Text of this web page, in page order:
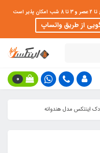
از طریق واتساپ
0
اینتکس مدل هندوانه